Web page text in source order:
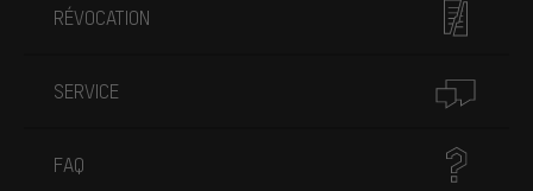
RÉVOCATION
SERVICE
FAQ